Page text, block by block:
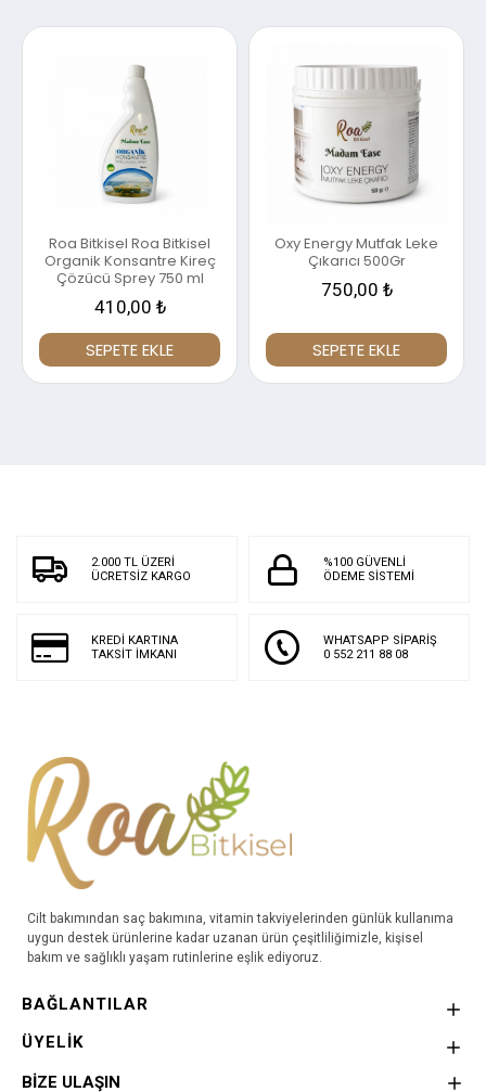
Roa Bitkisel Roa Bitkisel
Organik Konsantre Kireç
Çözücü Sprey 750 ml
410,00 ₺
SEPETE EKLE
Oxy Energy Mutfak Leke
Çıkarıcı 500Gr
750,00 ₺
SEPETE EKLE
2.000 TL ÜZERİ
ÜCRETSİZ KARGO
%100 GÜVENLİ
ÖDEME SİSTEMİ
KREDİ KARTINA
TAKSİT İMKANI
WHATSAPP SİPARİŞ
0 552 211 88 08
Cilt bakımından saç bakımına, vitamin takviyelerinden günlük kullanıma
uygun destek ürünlerine kadar uzanan ürün çeşitliliğimizle, kişisel
bakım ve sağlıklı yaşam rutinlerine eşlik ediyoruz.
BAĞLANTILAR
ÜYELİK
BİZE ULAŞIN